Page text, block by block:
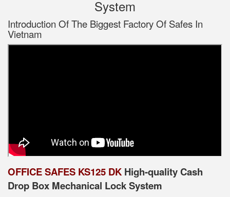
System
Introduction Of The Biggest Factory Of Safes In
Vietnam
OFFICE SAFES KS125 DK High-quality Cash
Drop Box Mechanical Lock System